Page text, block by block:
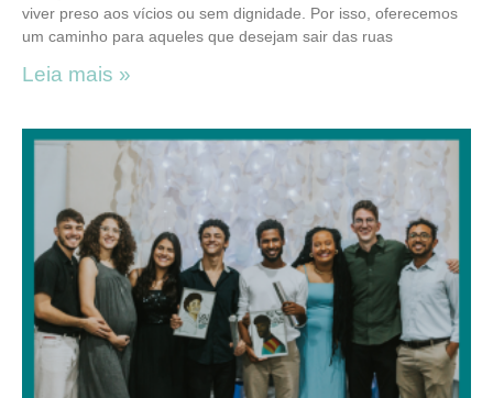
viver preso aos vícios ou sem dignidade. Por isso, oferecemos
um caminho para aqueles que desejam sair das ruas
Leia mais »